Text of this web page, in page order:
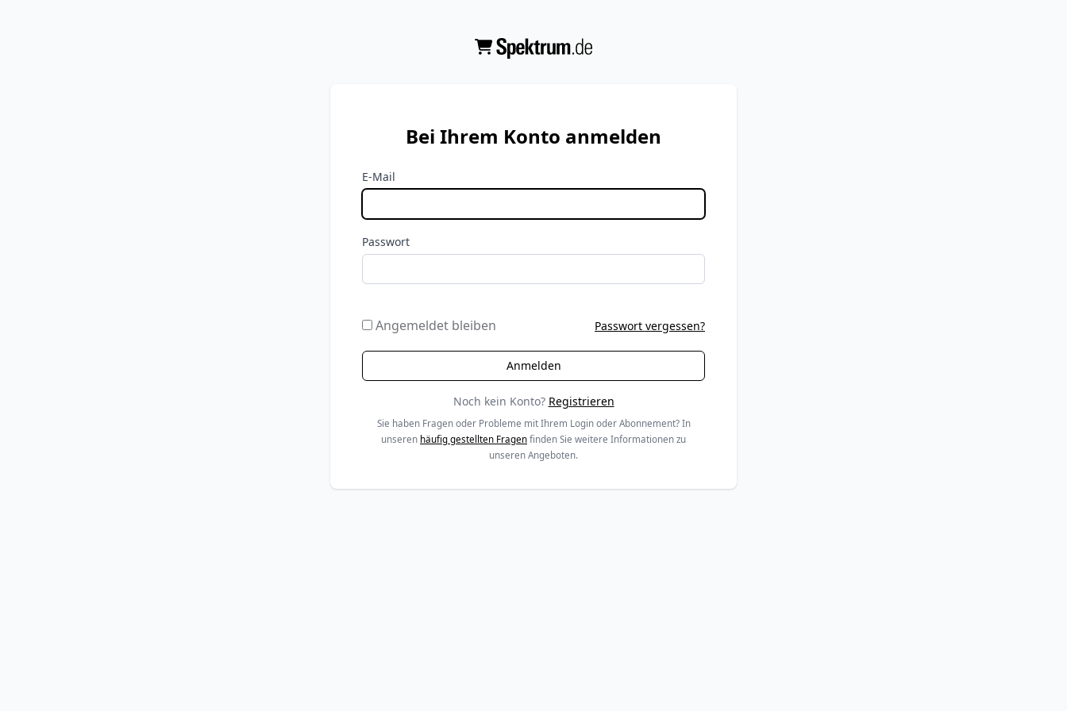
Bei Ihrem Konto anmelden
E-Mail
Passwort
Angemeldet bleiben Passwort vergessen?
Noch kein Konto? Registrieren
Sie haben Fragen oder Probleme mit Ihrem Login oder Abonnement? In
unseren häufig gestellten Fragen finden Sie weitere Informationen zu
unseren Angeboten.